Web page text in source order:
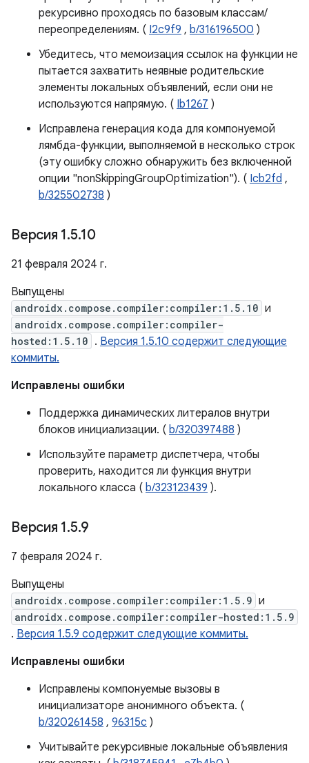
рекурсивно проходясь по базовым классам/
переопределениям. ( I2c9f9 , b/316196500 )
Убедитесь, что мемоизация ссылок на функции не
пытается захватить неявные родительские
элементы локальных объявлений, если они не
используются напрямую. ( Ib1267 )
Исправлена ​​генерация кода для компонуемой
лямбда-функции, выполняемой в несколько строк
(эту ошибку сложно обнаружить без включенной
опции "nonSkippingGroupOptimization"). ( Icb2fd ,
b/325502738 )
Версия 1.5.10
21 февраля 2024 г.
Выпущены
androidx.compose.compiler:compiler:1.5.10 и
androidx.compose.compiler:compiler-
hosted:1.5.10 . Версия 1.5.10 содержит следующие
коммиты.
Исправлены ошибки
Поддержка динамических литералов внутри
блоков инициализации. ( b/320397488 )
Используйте параметр диспетчера, чтобы
проверить, находится ли функция внутри
локального класса ( b/323123439 ).
Версия 1.5.9
7 февраля 2024 г.
Выпущены
androidx.compose.compiler:compiler:1.5.9 и
androidx.compose.compiler:compiler-hosted:1.5.9
. Версия 1.5.9 содержит следующие коммиты.
Исправлены ошибки
Исправлены компонуемые вызовы в
инициализаторе анонимного объекта. (
b/320261458 , 96315c )
Учитывайте рекурсивные локальные объявления